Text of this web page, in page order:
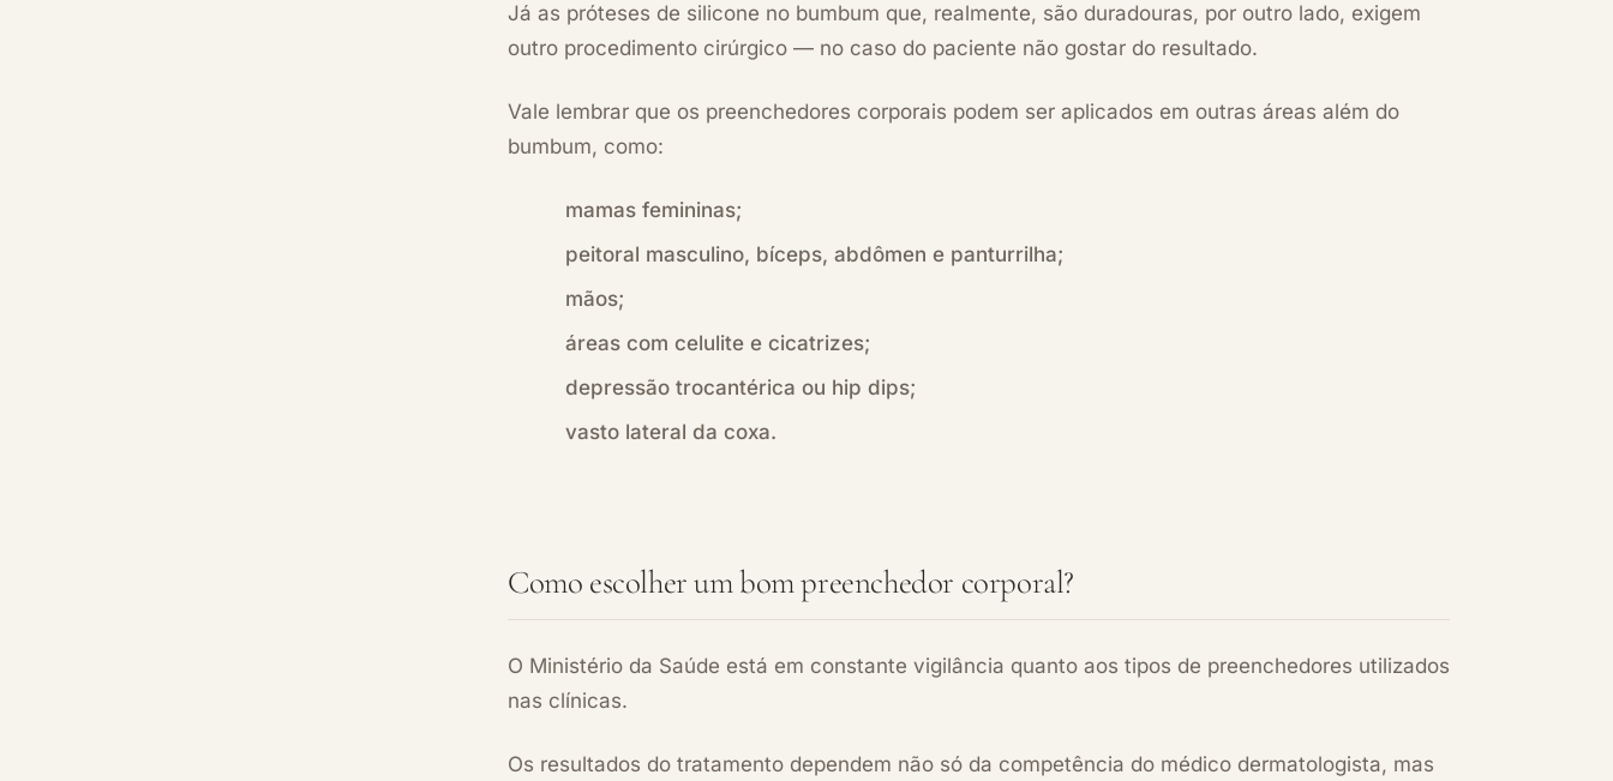
Já as próteses de silicone no bumbum que, realmente, são duradouras, por outro lado, exigem
outro procedimento cirúrgico — no caso do paciente não gostar do resultado.
Vale lembrar que os preenchedores corporais podem ser aplicados em outras áreas além do
bumbum, como:
mamas femininas;
peitoral masculino, bíceps, abdômen e panturrilha;
mãos;
áreas com celulite e cicatrizes;
depressão trocantérica ou hip dips;
vasto lateral da coxa.
Como escolher um bom preenchedor corporal?
O Ministério da Saúde está em constante vigilância quanto aos tipos de preenchedores utilizados
nas clínicas.
Os resultados do tratamento dependem não só da competência do médico dermatologista, mas